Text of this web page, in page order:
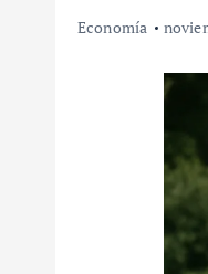
Economía